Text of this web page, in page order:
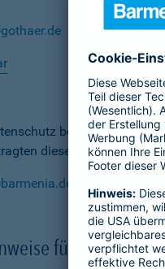
bei der Barmenia
dieser
für Besucher